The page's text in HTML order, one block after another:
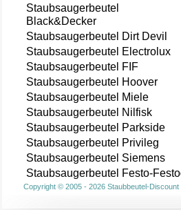
Staubsaugerbeutel
Black&Decker
Staubsaugerbeutel Dirt Devil
Staubsaugerbeutel Electrolux
Staubsaugerbeutel FIF
Staubsaugerbeutel Hoover
Staubsaugerbeutel Miele
Staubsaugerbeutel Nilfisk
Staubsaugerbeutel Parkside
Staubsaugerbeutel Privileg
Staubsaugerbeutel Siemens
Staubsaugerbeutel Festo-
Copyright © 2005 - 2026 Staubbeutel-